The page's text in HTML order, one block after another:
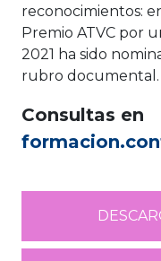
reconocimientos:
Premio ATVC por
2021 ha sido
rubro documental.
Consultas en